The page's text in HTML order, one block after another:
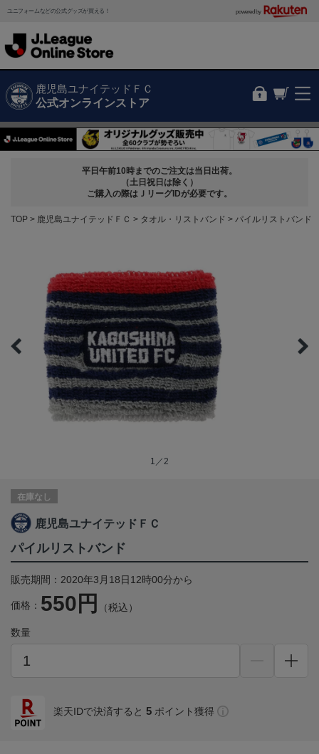
ユニフォームなどの公式グッズが買える！ powered by
鹿児島ユナイテッドＦＣ
公式オンラインストア
平日午前10時までのご注文は当日出荷。
（土日祝日は除く）
ご購入の際はＪリーグIDが必要です。
TOP 鹿児島ユナイテッドＦＣ タオル・リストバンド パイルリストバンド
1／2
在庫なし
鹿児島ユナイテッドＦＣ
パイルリストバンド
販売期間：2020年3月18日12時00分から
価格： 550円 （税込）
数量
楽天IDで決済すると 5 ポイント獲得